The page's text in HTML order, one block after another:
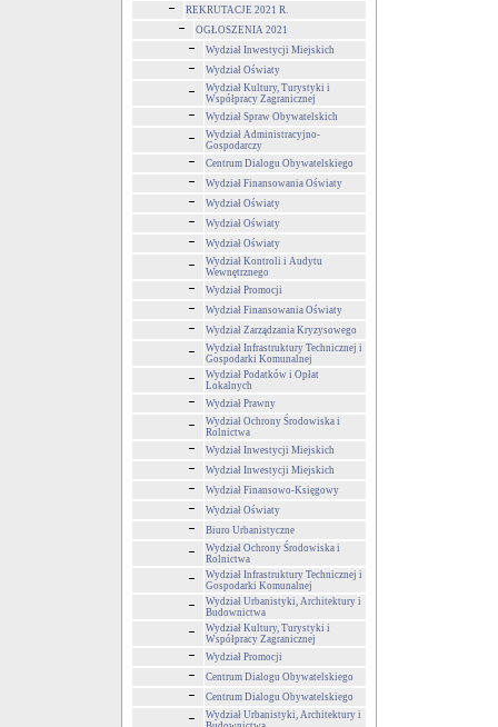
REKRUTACJE 2021 R.
OGŁOSZENIA 2021
Wydział Inwestycji Miejskich
Wydział Oświaty
Wydział Kultury, Turystyki i
Współpracy Zagranicznej
Wydział Spraw Obywatelskich
Wydział Administracyjno-
Gospodarczy
Centrum Dialogu Obywatelskiego
Wydział Finansowania Oświaty
Wydział Oświaty
Wydział Oświaty
Wydział Oświaty
Wydział Kontroli i Audytu
Wewnętrznego
Wydział Promocji
Wydział Finansowania Oświaty
Wydział Zarządzania Kryzysowego
Wydział Infrastruktury Technicznej i
Gospodarki Komunalnej
Wydział Podatków i Opłat
Lokalnych
Wydział Prawny
Wydział Ochrony Środowiska i
Rolnictwa
Wydział Inwestycji Miejskich
Wydział Inwestycji Miejskich
Wydział Finansowo-Księgowy
Wydział Oświaty
Biuro Urbanistyczne
Wydział Ochrony Środowiska i
Rolnictwa
Wydział Infrastruktury Technicznej i
Gospodarki Komunalnej
Wydział Urbanistyki, Architektury i
Budownictwa
Wydział Kultury, Turystyki i
Współpracy Zagranicznej
Wydział Promocji
Centrum Dialogu Obywatelskiego
Centrum Dialogu Obywatelskiego
Wydział Urbanistyki, Architektury i